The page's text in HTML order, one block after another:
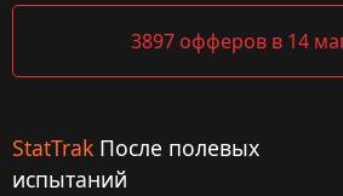
3897 офферов в 14
StatTrak После полевых
испытаний